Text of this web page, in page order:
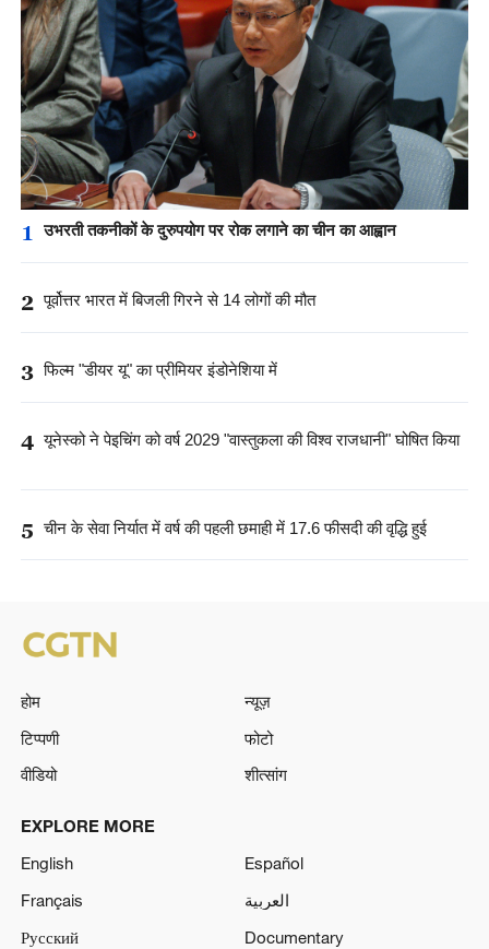
1 उभरती तकनीकों के दुरुपयोग पर रोक लगाने का चीन का आह्वान
2 पूर्वोत्तर भारत में बिजली गिरने से 14 लोगों की मौत
3 फिल्म "डीयर यू" का प्रीमियर इंडोनेशिया में
4 यूनेस्को ने पेइचिंग को वर्ष 2029 "वास्तुकला की विश्व राजधानी" घोषित किया
5 चीन के सेवा निर्यात में वर्ष की पहली छमाही में 17.6 फीसदी की वृद्धि हुई
होम
न्यूज़
टिप्पणी
फोटो
वीडियो
शीत्सांग
EXPLORE MORE
English
Español
Français
العربية
Русский
Documentary